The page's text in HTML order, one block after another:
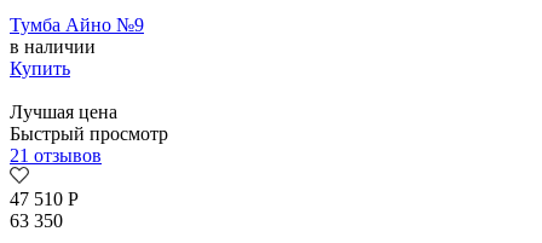
Тумба Айно №9
в наличии
Купить
Лучшая цена
Быстрый просмотр
21 отзывов
47 510 Р
63 350